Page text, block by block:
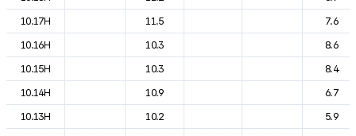
10.17H
11.5
7.6
10.16H
10.3
8.6
10.15H
10.3
8.4
10.14H
10.9
6.7
10.13H
10.2
5.9